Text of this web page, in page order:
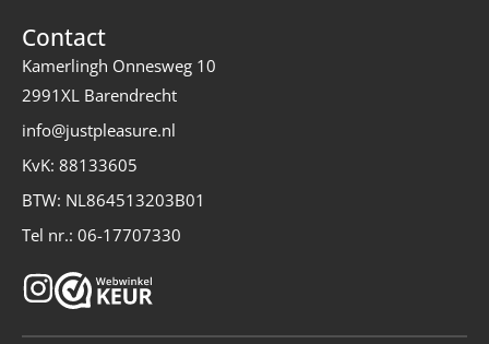
Contact
Kamerlingh Onnesweg 10
2991XL Barendrecht
info@justpleasure.nl
KvK: 88133605
BTW: NL864513203B01
Tel nr.: 06-17707330
I